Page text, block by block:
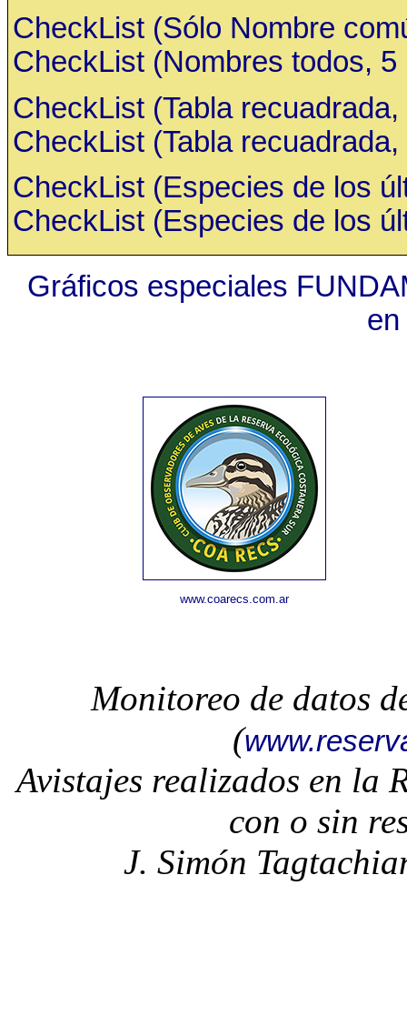
CheckList (Sólo Nombre
CheckList (Nombres todos,
CheckList (Tabla
CheckList (Tabla
CheckList (Especies de los
CheckList (Especies de los
Gráficos especiales
www.coarecs.com.ar
Monitoreo de datos
(
Avistajes realizados en la
con o sin
J. Simón